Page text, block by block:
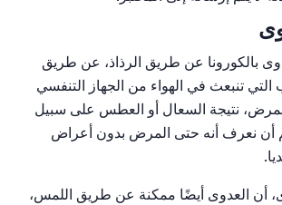
بالكورونا عن طريق الرذاذ، عن طريق
تنبعث في الهواء من الجهاز التنفسي
نتيجة السعال أو العطس على سبيل
أن نعرف أنه حتى المرض بدون أعراض
أن العدوى أيضًا ممكنة عن طريق اللمس،